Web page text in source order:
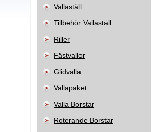
Vallaställ
Tillbehör Vallaställ
Riller
Fästvallor
Glidvalla
Vallapaket
Valla Borstar
Roterande Borstar